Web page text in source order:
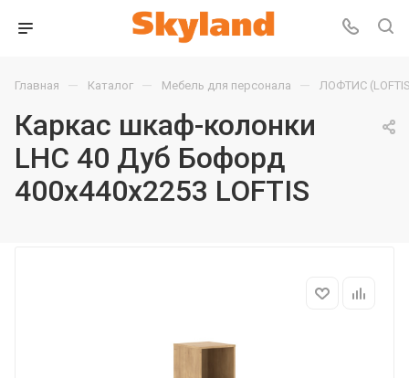
Главная — Каталог — Мебель для персонала — ЛОФТИС
Каркас шкаф-колонки
LHC 40 Дуб Бофорд
400х440х2253 LOFTIS